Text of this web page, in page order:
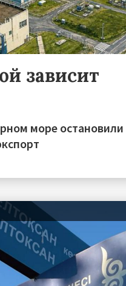
зависит
море остановили